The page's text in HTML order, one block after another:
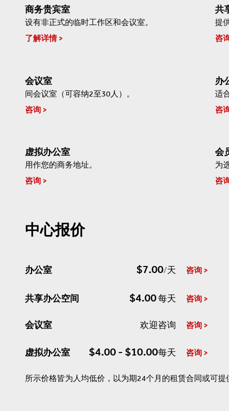
商务贵宾室
设有非正式的临时工作区和会议室。
了解详情
共
提
咨
会议室
间会议室（可容纳2至30人）。
咨询
办
适
咨
虚拟办公室
用作您的商务地址。
咨询
会
为
咨
中心报价
办公室 $7.00/天 咨询
共享办公空间 $4.00每天 咨询
会议室 欢迎咨询 咨询
虚拟办公室 $4.00 - $10.00每天 咨询
所示价格皆为人均低价，以为期24个月的租赁合同或可提